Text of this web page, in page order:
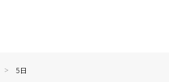
＞ 5日